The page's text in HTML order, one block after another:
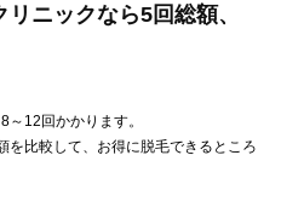
ニックなら5回総額、
12回かかります。
を比較して、お得に脱毛できるところ